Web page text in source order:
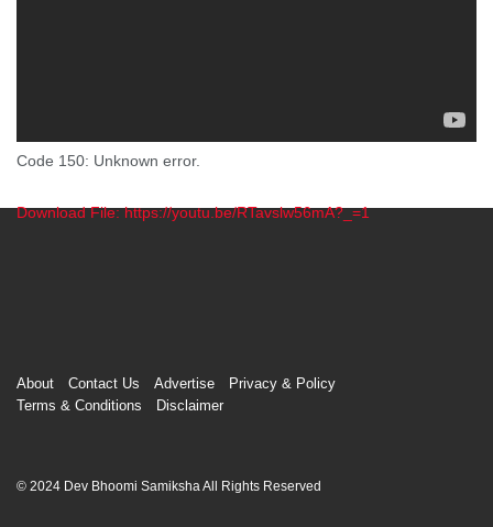
Code 150: Unknown error.
Download File: https://youtu.be/RTavslw56mA?_=1
About Contact Us Advertise
Privacy & Policy
Terms & Conditions
Disclaimer
© 2024 Dev Bhoomi Samiksha All Rights Reserved